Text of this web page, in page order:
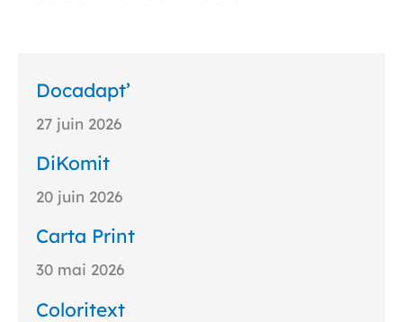
Docadapt’
27 juin 2026
DiKomit
20 juin 2026
Carta Print
30 mai 2026
Coloritext